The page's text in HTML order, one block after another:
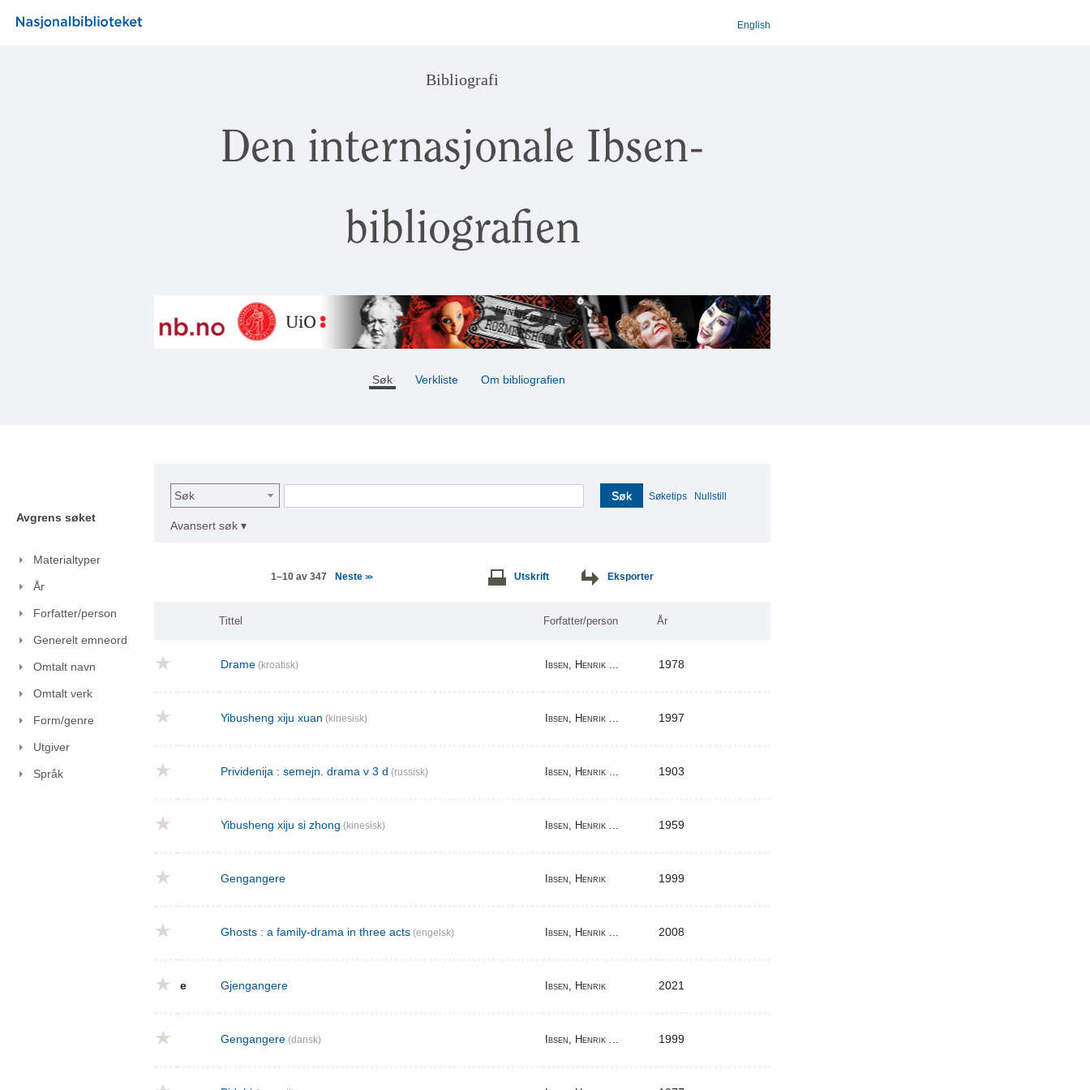
English
Bibliografi
Den internasjonale Ibsen-
bibliografien
Søk Verkliste Om bibliografien
Avgrens søket
Materialtyper
År
Forfatter/person
Generelt emneord
Omtalt navn
Omtalt verk
Form/genre
Utgiver
Språk
Søk Søk Søketips Nullstill
Avansert søk ▾
1–10 av 347 Neste >> Utskrift Eksporter
Tittel Forfatter/person År
Drame (kroatisk) Ibsen, Henrik ... 1978
Yibusheng xiju xuan (kinesisk) Ibsen, Henrik ... 1997
Prividenija : semejn. drama v 3 d (russisk) Ibsen, Henrik ... 1903
Yibusheng xiju si zhong (kinesisk) Ibsen, Henrik ... 1959
Gengangere Ibsen, Henrik 1999
Ghosts : a family-drama in three acts (engelsk) Ibsen, Henrik ... 2008
e Gjengangere Ibsen, Henrik 2021
Gengangere (dansk) Ibsen, Henrik ... 1999